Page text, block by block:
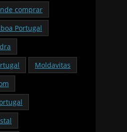
comprar
Portugal
Moldavitas